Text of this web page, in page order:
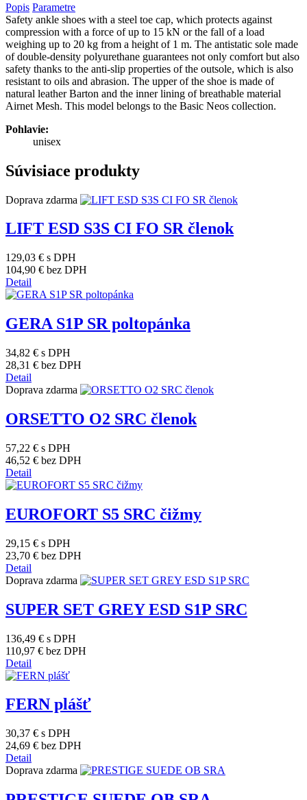
Popis Parametre
Safety ankle shoes with a steel toe cap, which protects against
compression with a force of up to 15 kN or the fall of a load
weighing up to 20 kg from a height of 1 m. The antistatic sole made
of double-density polyurethane guarantees not only comfort but also
safety thanks to the anti-slip properties of the outsole, which is also
resistant to oils and abrasion. The upper of the shoe is made of
natural leather Barton and the inner lining of breathable material
Airnet Mesh. This model belongs to the Basic Neos collection.
Pohlavie:
unisex
Súvisiace produkty
Doprava zdarma
LIFT ESD S3S CI FO SR členok
129,03 € s DPH
104,90 € bez DPH
Detail
GERA S1P SR poltopánka
34,82 € s DPH
28,31 € bez DPH
Detail
Doprava zdarma
ORSETTO O2 SRC členok
57,22 € s DPH
46,52 € bez DPH
Detail
EUROFORT S5 SRC čižmy
29,15 € s DPH
23,70 € bez DPH
Detail
Doprava zdarma
SUPER SET GREY ESD S1P SRC
136,49 € s DPH
110,97 € bez DPH
Detail
FERN plášť
30,37 € s DPH
24,69 € bez DPH
Detail
Doprava zdarma